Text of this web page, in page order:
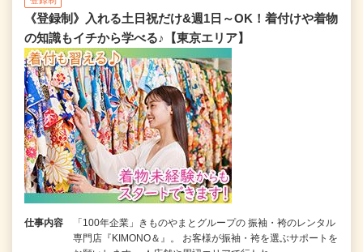
《登録制》入れる土日祝だけ&週1日～OK！着付けや着物
の知識もイチから学べる♪【東京エリア】
仕事内容
「100年企業」きものやまとグループの 振袖・袴のレンタル
専門店『KIMONO＆』。 お客様が振袖・袴を選ぶサポートを